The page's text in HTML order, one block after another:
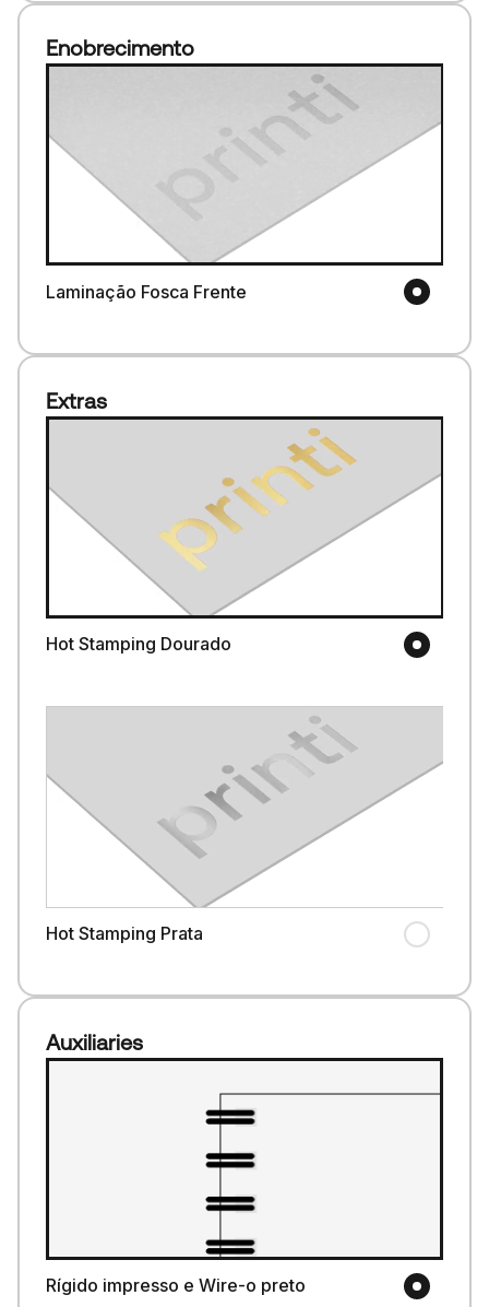
Enobrecimento
Laminação Fosca Frente
Extras
Hot Stamping Dourado
Hot Stamping Prata
Auxiliaries
Rígido impresso e Wire-o preto